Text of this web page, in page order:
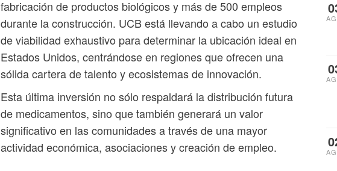
fabricación de productos biológicos y más de 500 empleos
durante la construcción. UCB está llevando a cabo un estudio
de viabilidad exhaustivo para determinar la ubicación ideal en
Estados Unidos, centrándose en regiones que ofrecen una
sólida cartera de talento y ecosistemas de innovación.
Esta última inversión no sólo respaldará la distribución futura
de medicamentos, sino que también generará un valor
significativo en las comunidades a través de una mayor
actividad económica, asociaciones y creación de empleo.